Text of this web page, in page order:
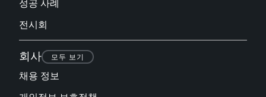
성공 사례
전시회
회사 모두 보기
채용 정보